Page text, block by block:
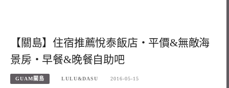
【關島】住宿推薦悅泰飯店・平價&無敵海
景房・早餐&晚餐自助吧
GUAM關島 LULU&DASU 2016-05-15